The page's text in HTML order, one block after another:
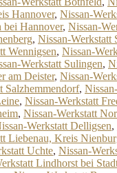
Hannover, Nissan-
bei Hannover, Nissan-
, Nissan-Werkstatt
Wennigsen, Nissan-
Werkstatt Sulingen,
am Deister, Nissan-
Salzhemmendorf,
, Nissan-Werkstatt
, Nissan-Werkstatt
Werkstatt Delligsen,
Liebenau, Kreis
Uchte, Nissan-
Lindhorst bei